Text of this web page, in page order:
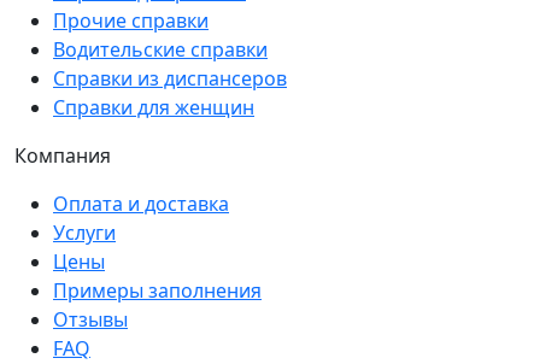
Прочие справки
Водительские справки
Справки из диспансеров
Справки для женщин
Компания
Оплата и доставка
Услуги
Цены
Примеры заполнения
Отзывы
FAQ